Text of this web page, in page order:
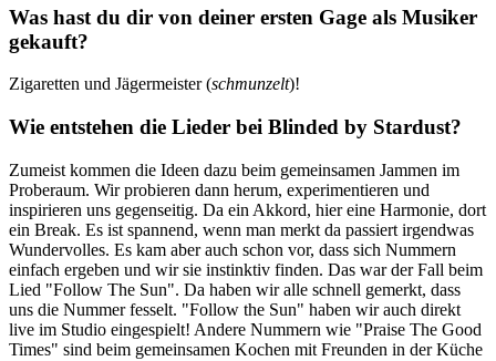
Was hast du dir von deiner ersten Gage als Musiker
gekauft?
Zigaretten und Jägermeister (schmunzelt)!
Wie entstehen die Lieder bei Blinded by Stardust?
Zumeist kommen die Ideen dazu beim gemeinsamen Jammen im
Proberaum. Wir probieren dann herum, experimentieren und
inspirieren uns gegenseitig. Da ein Akkord, hier eine Harmonie, dort
ein Break. Es ist spannend, wenn man merkt da passiert irgendwas
Wundervolles. Es kam aber auch schon vor, dass sich Nummern
einfach ergeben und wir sie instinktiv finden. Das war der Fall beim
Lied "Follow The Sun". Da haben wir alle schnell gemerkt, dass
uns die Nummer fesselt. "Follow the Sun" haben wir auch direkt
live im Studio eingespielt! Andere Nummern wie "Praise The Good
Times" sind beim gemeinsamen Kochen mit Freunden in der Küche